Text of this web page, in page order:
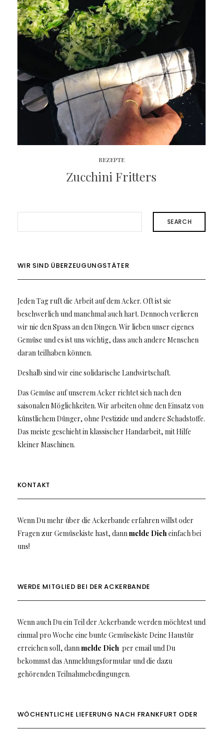
REZEPTE
Zucchini Fritters
SEARCH
WIR SIND ÜBERZEUGUNGSTÄTER
Jeden Tag ruft die Arbeit auf dem Acker. Oft ist sie
beschwerlich und manchmal auch hart. Dennoch verlieren
wir nie den Spass an den Dingen. Wir lieben unser eigenes
Gemüse und es ist uns wichtig, dass auch andere Menschen
daran teilhaben können.
Deshalb sind wir eine solidarische Landwirtschaft.
Das Gemüse auf unserem Acker richtet sich nach den
saisonalen Möglichkeiten. Wir arbeiten ohne den Einsatz von
künstlichem Dünger, ohne Pestizide und andere Schadstoffe.
Das meiste geschieht in klassischer Handarbeit, mit Hilfe
kleiner Maschinen.
KONTAKT
Wenn Du mehr über die Ackerbande erfahren willst oder
Fragen zur Gemüsekiste hast, dannmelde Dicheinfach bei
uns!
WERDE MITGLIED BEI DER ACKERBANDE
Wenn auch Du ein Teil der Ackerbande werden möchtest und
einmal pro Woche eine bunte Gemüsekiste Deine Haustür
erreichen soll, dannmelde Dichper email und Du
bekommst das Anmeldungsformular und die dazu
gehörenden Teilnahmebedingungen.
WÖCHENTLICHE LIEFERUNG NACH FRANKFURT ODER